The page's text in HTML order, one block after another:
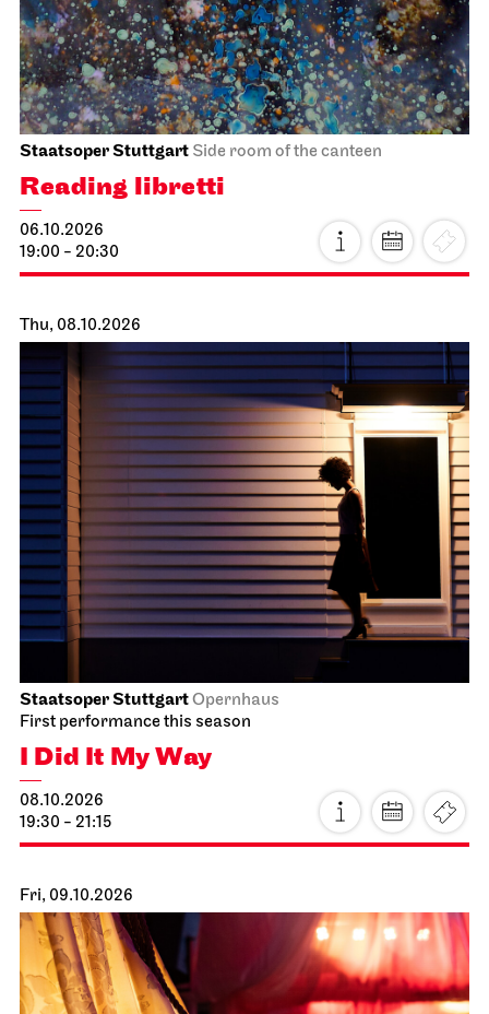
Staatsoper Stuttgart Side room of the canteen
Reading libretti
06.10.2026
19:00 - 20:30
Thu, 08.10.2026
Staatsoper StuttgartOpernhaus
First performance this season
I Did It My Way
08.10.2026
19:30 - 21:15
Fri, 09.10.2026